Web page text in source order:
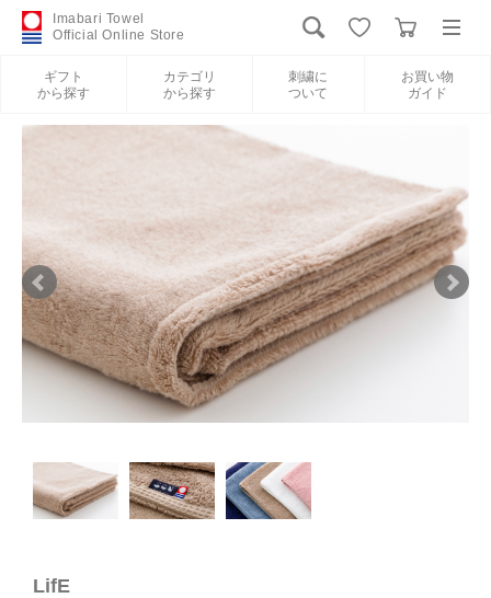
Imabari Towel
Official Online Store
ギフト
から探す
カテゴリ
から探す
刺繍に
ついて
お買い物
ガイド
新規会員登録
ギフトから探す
カテゴリから探す
刺繍について
お買い物ガイド
当サイトについて
LifE